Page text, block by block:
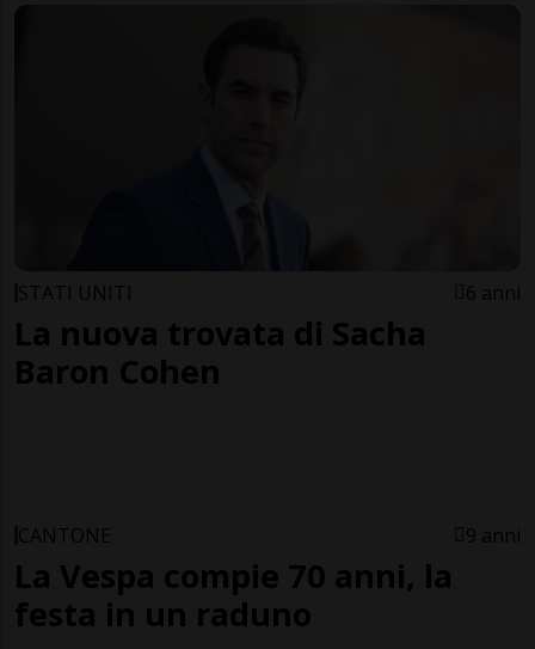
STATI UNITI 6 anni
La nuova trovata di Sacha
Baron Cohen
CANTONE 9 anni
La Vespa compie 70 anni, la
festa in un raduno